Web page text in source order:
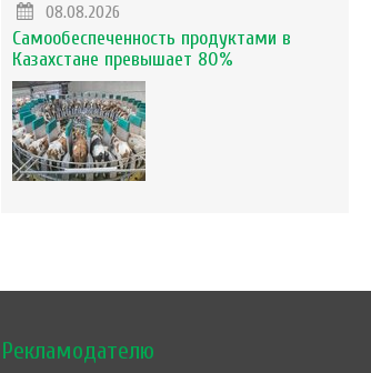
08.08.2026
Самообеспеченность продуктами в
Казахстане превышает 80%
Рекламодателю